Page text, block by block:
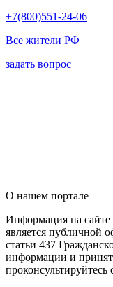
+7(800)551-24-06
Все жители РФ
задать вопрос
О нашем портале
Информация на сайте
является публичной
статьи 437
информации и